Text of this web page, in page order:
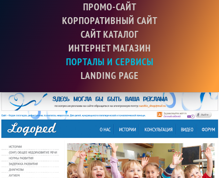
ПРОМО-САЙТ
КОРПОРАТИВНЫЙ САЙТ
САЙТ КАТАЛОГ
ИНТЕРНЕТ МАГАЗИН
ПОРТАЛЫ И СЕРВИСЫ
LANDING PAGE